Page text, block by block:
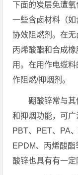
下面的炭层免遭
一些含卤材料（
协效阻燃剂。在无
丙烯酸酯和合成
用。在用作电缆
作阻燃/抑烟剂。
硼酸锌常与
和抑烟功能，可广
PBT、PET、PA
EPDM、丙烯酸
酸锌也具有有一定